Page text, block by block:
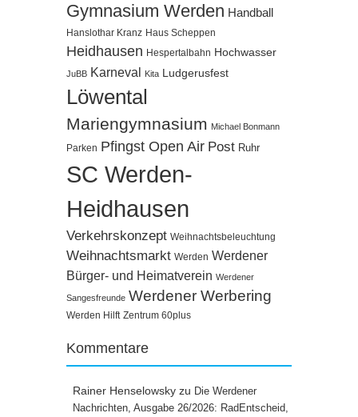
Gymnasium Werden Handball
Hanslothar Kranz Haus Scheppen
Heidhausen Hespertalbahn Hochwasser
JuBB Karneval Kita Ludgerusfest
Löwental
Mariengymnasium Michael Bonmann
Parken Pfingst Open Air Post Ruhr
SC Werden-
Heidhausen
Verkehrskonzept Weihnachtsbeleuchtung
Weihnachtsmarkt Werden Werdener
Bürger- und Heimatverein Werdener
Sangesfreunde Werdener Werbering
Werden Hilft Zentrum 60plus
Kommentare
Rainer Henselowsky zu Die Werdener
Nachrichten, Ausgabe 26/2026: RadEntscheid,